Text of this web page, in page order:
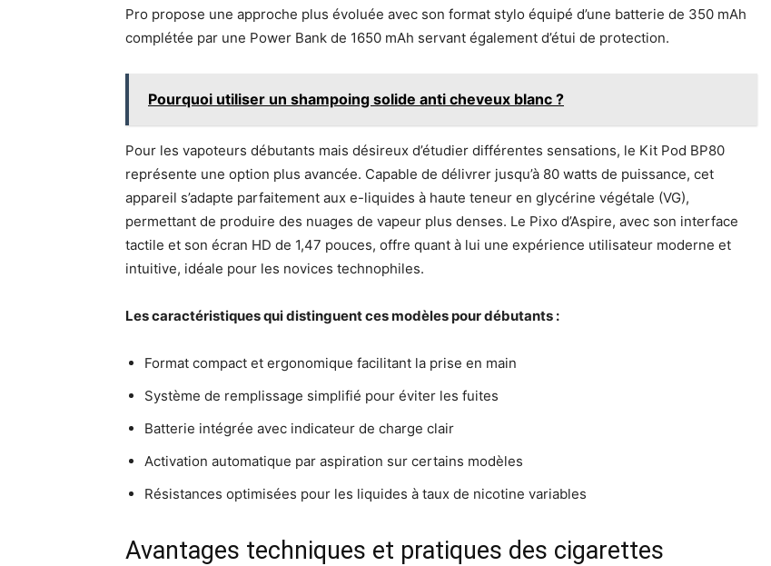
Pro propose une approche plus évoluée avec son format stylo équipé d’une batterie de 350 mAh
complétée par une Power Bank de 1650 mAh servant également d’étui de protection.
Pourquoi utiliser un shampoing solide anti cheveux blanc ?
Pour les vapoteurs débutants mais désireux d’étudier différentes sensations, le Kit Pod BP80
représente une option plus avancée. Capable de délivrer jusqu’à 80 watts de puissance, cet
appareil s’adapte parfaitement aux e-liquides à haute teneur en glycérine végétale (VG),
permettant de produire des nuages de vapeur plus denses. Le Pixo d’Aspire, avec son interface
tactile et son écran HD de 1,47 pouces, offre quant à lui une expérience utilisateur moderne et
intuitive, idéale pour les novices technophiles.
Les caractéristiques qui distinguent ces modèles pour débutants :
Format compact et ergonomique facilitant la prise en main
Système de remplissage simplifié pour éviter les fuites
Batterie intégrée avec indicateur de charge clair
Activation automatique par aspiration sur certains modèles
Résistances optimisées pour les liquides à taux de nicotine variables
Avantages techniques et pratiques des cigarettes